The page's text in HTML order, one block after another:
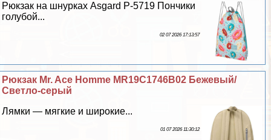
Рюкзак на шнурках Asgard Р-5719 Пончики
гoлyбой...
02 07 2026 17:13:57
Рюкзак Mr. Ace Homme MR19C1746B02 Бежевый/
Светло-серый
Лямки — мягкие и широкие...
01 07 2026 11:30:12